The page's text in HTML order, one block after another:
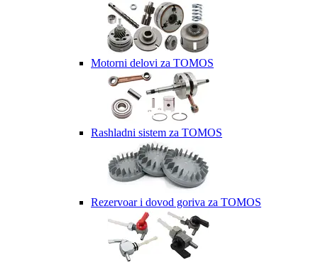
Motorni delovi za TOMOS
Rashladni sistem za TOMOS
Rezervoar i dovod goriva za TOMOS